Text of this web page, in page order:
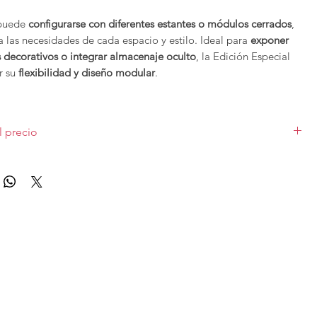
configurarse con diferentes estantes o módulos cerrados,
las necesidades de cada espacio y estilo. Ideal paraexponer
o integrar almacenaje oculto, la Edición Especial
suflexibilidad y diseño modular.
con un toque distintivo.
y acabados, para solicitar presupuesto con otras
precio
natural y lacado. Las diferentes medidas y acabados varían el